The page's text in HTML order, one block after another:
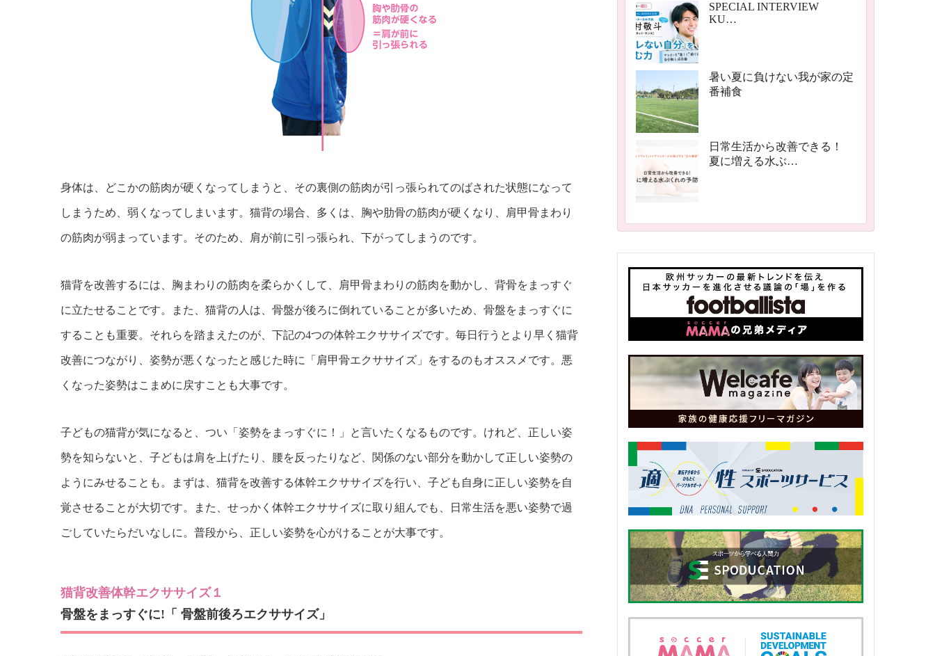
身体は、どこかの筋肉が硬くなってしまうと、その裏側の筋肉が引っ張られてのばされた状態になって
しまうため、弱くなってしまいます。猫背の場合、多くは、胸や肋骨の筋肉が硬くなり、肩甲骨まわり
の筋肉が弱まっています。そのため、肩が前に引っ張られ、下がってしまうのです。
猫背を改善するには、胸まわりの筋肉を柔らかくして、肩甲骨まわりの筋肉を動かし、背骨をまっすぐ
に立たせることです。また、猫背の人は、骨盤が後ろに倒れていることが多いため、骨盤をまっすぐに
することも重要。それらを踏まえたのが、下記の4つの体幹エクササイズです。毎日行うとより早く猫背
改善につながり、姿勢が悪くなったと感じた時に「肩甲骨エクササイズ」をするのもオススメです。悪
くなった姿勢はこまめに戻すことも大事です。
子どもの猫背が気になると、つい「姿勢をまっすぐに！」と言いたくなるものです。けれど、正しい姿
勢を知らないと、子どもは肩を上げたり、腰を反ったりなど、関係のない部分を動かして正しい姿勢の
ようにみせることも。まずは、猫背を改善する体幹エクササイズを行い、子ども自身に正しい姿勢を自
覚させることが大切です。また、せっかく体幹エクササイズに取り組んでも、日常生活を悪い姿勢で過
ごしていたらだいなしに。普段から、正しい姿勢を心がけることが大事です。
猫背改善体幹エクササイズ１
骨盤をまっすぐに!「 骨盤前後ろエクササイズ」
SPECIAL INTERVIEW
KU…
暑い夏に負けない我が家の定
番補食
日常生活から改善できる！
夏に増える水ぶ…